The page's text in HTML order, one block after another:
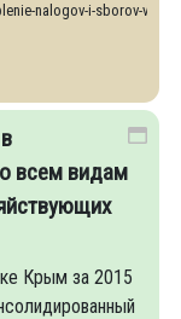
nalogov-i-sborov-v-
всем видам
Крым за 2015